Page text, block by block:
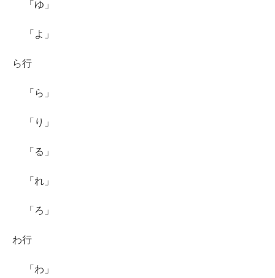
「ゆ」
「よ」
ら行
「ら」
「り」
「る」
「れ」
「ろ」
わ行
「わ」